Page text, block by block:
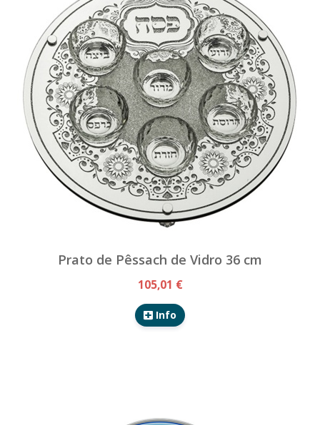
Prato de Pêssach de Vidro 36 cm
105,01 €
Info